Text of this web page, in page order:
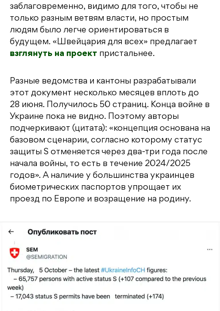
заблаговременно, видимо для того, чтобы не
только разным ветвям власти, но простым
людям было легче ориентироваться в
будущем. «Швейцария для всех» предлагает
взглянуть на проект пристальнее.
Разные ведомства и кантоны разрабатывали
этот документ несколько месяцев вплоть до
28 июня. Получилось 50 страниц. Конца войне в
Украине пока не видно. Поэтому авторы
подчеркивают (цитата): «концепция основана на
базовом сценарии, согласно которому статус
защиты S отменяется через два-три года после
начала войны, то есть в течение 2024/2025
годов». А наличие у большинства украинцев
биометрических паспортов упрощает их
проезд по Европе и возращение на родину.